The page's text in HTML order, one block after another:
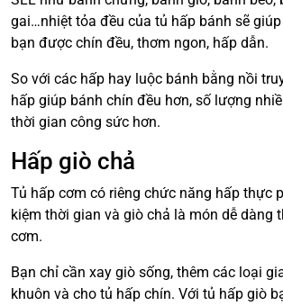
gai…nhiệt tỏa đều của tủ hấp bánh sẽ
bạn được chín đều, thơm ngon, hấp dẫn.
So với các hấp hay luộc bánh bằng nồi
hấp giúp bánh chín đều hơn, số lượng
thời gian công sức hơn.
Hấp giò chả
Tủ hấp cơm có riêng chức năng hấp thực
kiệm thời gian và giò chả là món dễ dàng
cơm.
Bạn chỉ cần xay giò sống, thêm các loại
khuôn và cho tủ hấp chín. Với tủ hấp giò